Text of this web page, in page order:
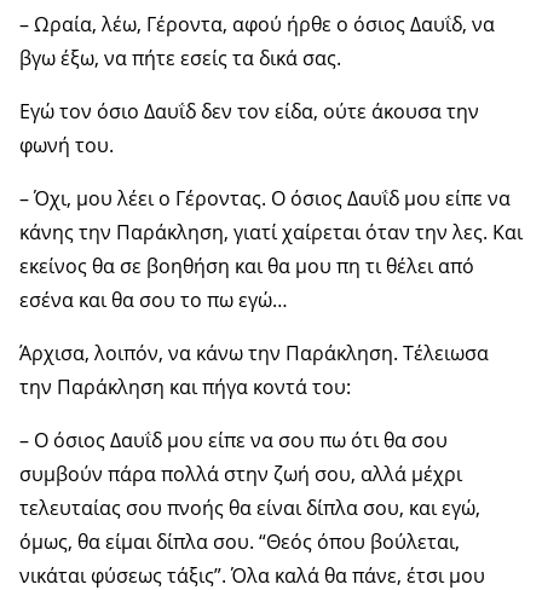
– Ωραία, λέω, Γέροντα, αφού ήρθε ο όσιος Δαυΐδ, να
βγω έξω, να πήτε εσείς τα δικά σας.
Εγώ τον όσιο Δαυΐδ δεν τον είδα, ούτε άκουσα την
φωνή του.
– Όχι, μου λέει ο Γέροντας. Ο όσιος Δαυΐδ μου είπε να
κάνης την Παράκληση, γιατί χαίρεται όταν την λες. Και
εκείνος θα σε βοηθήση και θα μου πη τι θέλει από
εσένα και θα σου το πω εγώ…
Άρχισα, λοιπόν, να κάνω την Παράκληση. Τέλειωσα
την Παράκληση και πήγα κοντά του:
– Ο όσιος Δαυΐδ μου είπε να σου πω ότι θα σου
συμβούν πάρα πολλά στην ζωή σου, αλλά μέχρι
τελευταίας σου πνοής θα είναι δίπλα σου, και εγώ,
όμως, θα είμαι δίπλα σου. “Θεός όπου βούλεται,
νικάται φύσεως τάξις”. Όλα καλά θα πάνε, έτσι μου